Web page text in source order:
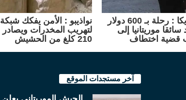
امريكا : رحلة بـ 600 دولار
سائقا موريتانيا إلى
قضية اختطاف
نواذيبو : الأمن يفكك شبكة
لتهريب المخدرات ويصادر
210 كلغ من الحشيش
آخر مستجدات الموقع